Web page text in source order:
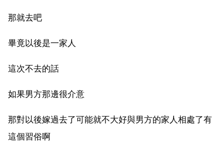
那就去吧
畢竟以後是一家人
這次不去的話
如果男方那邊很介意
那對以後嫁過去了可能就不大好與男方的家人相處了有
這個習俗啊